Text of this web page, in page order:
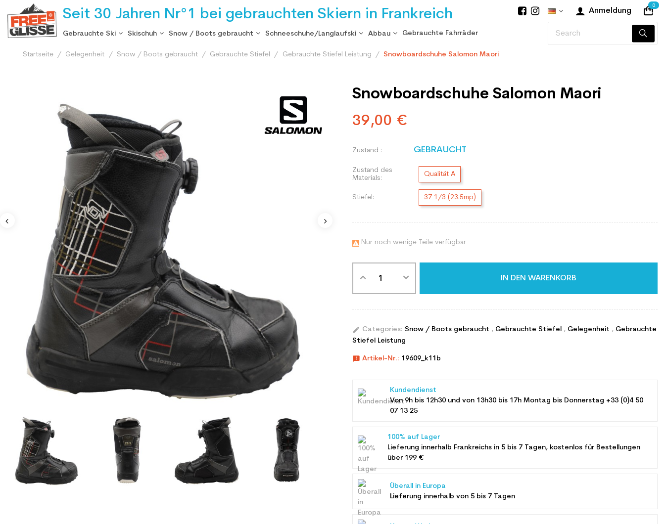
Seit 30 Jahren Nr°1 bei gebrauchten Skiern in Frankreich Anmeldung
0
Gebrauchte Ski Skischuh Snow / Boots gebraucht Schneeschuhe/Langlaufski Abbau Gebrauchte Fahrräder
Startseite Gelegenheit Snow / Boots gebraucht Gebrauchte Stiefel Gebrauchte Stiefel Leistung Snowboardschuhe Salomon Maori
Snowboardschuhe Salomon Maori
39,00 €
Zustand : GEBRAUCHT
Zustand des
Materials:
Qualität A
Stiefel: 37 1/3 (23.5mp)
 Nur noch wenige Teile verfügbar
IN DEN WARENKORB
edit Categories: Snow / Boots gebraucht , Gebrauchte Stiefel , Gelegenheit , Gebrauchte
Stiefel Leistung
announcement Artikel-Nr.: 19609_k11b
Kundendienst
Von 9h bis 12h30 und von 13h30 bis 17h Montag bis Donnerstag +33 (0)4 50
07 13 25
100% auf Lager
Lieferung innerhalb Frankreichs in 5 bis 7 Tagen, kostenlos für Bestellungen
über 199 €
Überall in Europa
Lieferung innerhalb von 5 bis 7 Tagen